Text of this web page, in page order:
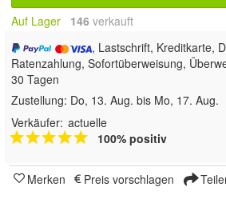
Auf Lager 146 verkauft
, Lastschrift, Kreditkarte,
Ratenzahlung, Sofortüberweisung,
30 Tagen
Zustellung: Do, 13. Aug. bis Mo, 17. Aug.
Verkäufer: actuelle
100% positiv
Merken Preis vorschlagen